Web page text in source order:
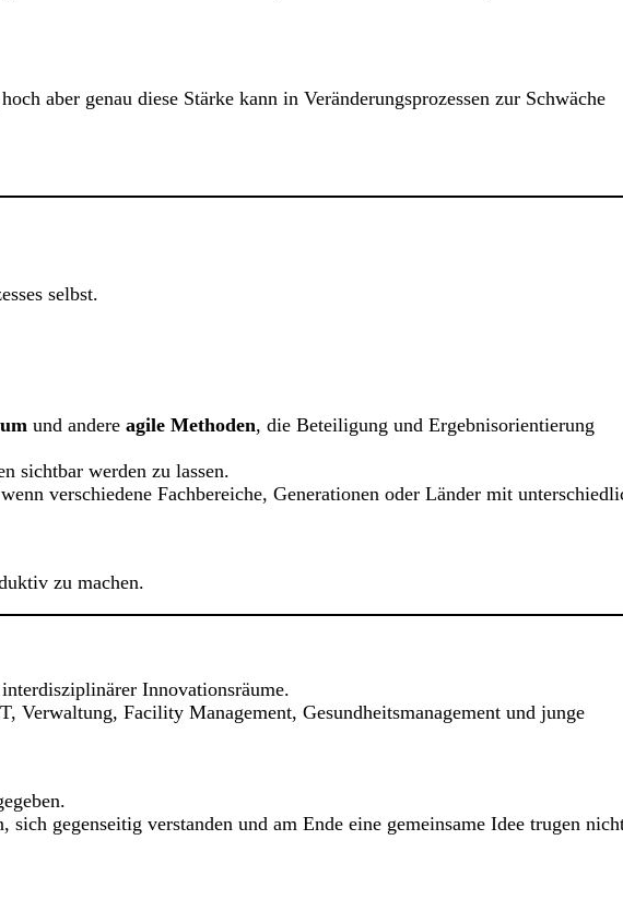
aber genau diese Stärke kann in Veränderungsprozessen zur Schwäche
selbst.
und andere agile Methoden, die Beteiligung und Ergebnisorientierung
sichtbar werden zu lassen.
verschiedene Fachbereiche, Generationen oder Länder mit
zu machen.
Innovationsräume.
Facility Management, Gesundheitsmanagement und junge
gegenseitig verstanden und am Ende eine gemeinsame Idee trugen